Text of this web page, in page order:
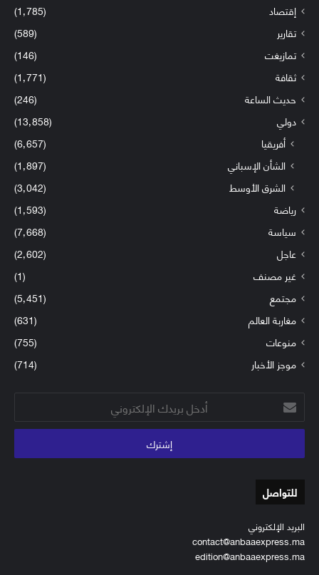
إقتصاد
(1٬785)
تقارير
(589)
تمازيغت
(146)
ثقافة
(1٬771)
حديث الساعة
(246)
دولي
(13٬858)
أفريقيا
(6٬657)
الشأن الإسباني
(1٬897)
الشرق الأوسط
(3٬042)
رياضة
(1٬593)
سياسة
(7٬668)
عاجل
(2٬602)
غير مصنف
(1)
مجتمع
(5٬451)
مغاربة العالم
(631)
منوعات
(755)
موجز الأخبار
(714)
أدخل
بريدك
الإلكتروني
للتواصل
البريد الإلكتروني
contact@anbaaexpress.ma
edition@anbaaexpress.ma